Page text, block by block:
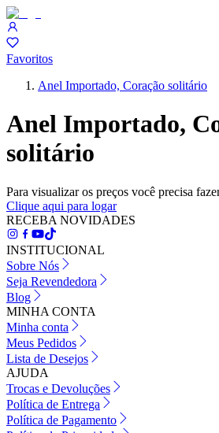
Favoritos
Anel Importado, Coração solitário
Anel Importado,
solitário
Para visualizar os preços você precisa
Clique aqui para logar
RECEBA NOVIDADES
INSTITUCIONAL
Sobre Nós
Seja Revendedora
Blog
MINHA CONTA
Minha conta
Meus Pedidos
Lista de Desejos
AJUDA
Trocas e Devoluções
Política de Entrega
Política de Pagamento